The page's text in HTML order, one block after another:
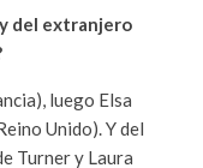
del extranjero
luego Elsa
Unido). Y del
Turner y Laura